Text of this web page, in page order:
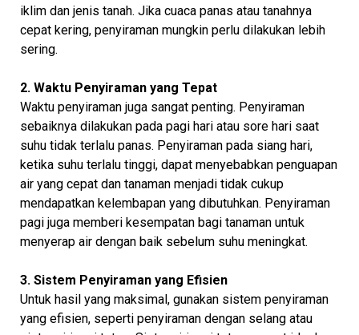
iklim dan jenis tanah. Jika cuaca panas atau tanahnya
cepat kering, penyiraman mungkin perlu dilakukan lebih
sering.
2. Waktu Penyiraman yang Tepat
Waktu penyiraman juga sangat penting. Penyiraman
sebaiknya dilakukan pada pagi hari atau sore hari saat
suhu tidak terlalu panas. Penyiraman pada siang hari,
ketika suhu terlalu tinggi, dapat menyebabkan penguapan
air yang cepat dan tanaman menjadi tidak cukup
mendapatkan kelembapan yang dibutuhkan. Penyiraman
pagi juga memberi kesempatan bagi tanaman untuk
menyerap air dengan baik sebelum suhu meningkat.
3. Sistem Penyiraman yang Efisien
Untuk hasil yang maksimal, gunakan sistem penyiraman
yang efisien, seperti penyiraman dengan selang atau